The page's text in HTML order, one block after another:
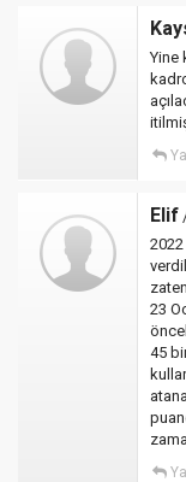
Yine
Elif
23
45